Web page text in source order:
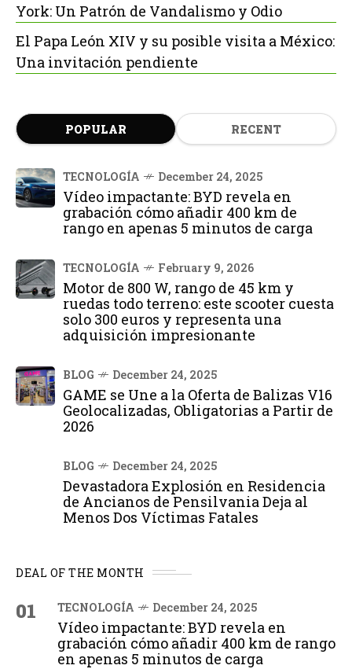
York: Un Patrón de Vandalismo y Odio
El Papa León XIV y su posible visita a México:
Una invitación pendiente
POPULAR RECENT
TECNOLOGÍA December 24, 2025
Vídeo impactante: BYD revela en
grabación cómo añadir 400 km de
rango en apenas 5 minutos de carga
TECNOLOGÍA February 9, 2026
Motor de 800 W, rango de 45 km y
ruedas todo terreno: este scooter cuesta
solo 300 euros y representa una
adquisición impresionante
BLOG December 24, 2025
GAME se Une a la Oferta de Balizas V16
Geolocalizadas, Obligatorias a Partir de
2026
BLOG December 24, 2025
Devastadora Explosión en Residencia
de Ancianos de Pensilvania Deja al
Menos Dos Víctimas Fatales
DEAL OF THE MONTH
01 TECNOLOGÍA December 24, 2025
Vídeo impactante: BYD revela en
grabación cómo añadir 400 km de rango
en apenas 5 minutos de carga